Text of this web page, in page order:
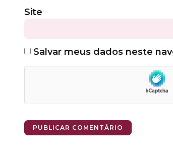
Site
Salvar meus dados neste